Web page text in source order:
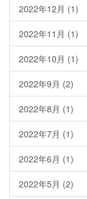
2022年12月 (1)
2022年11月 (1)
2022年10月 (1)
2022年9月 (2)
2022年8月 (1)
2022年7月 (1)
2022年6月 (1)
2022年5月 (2)